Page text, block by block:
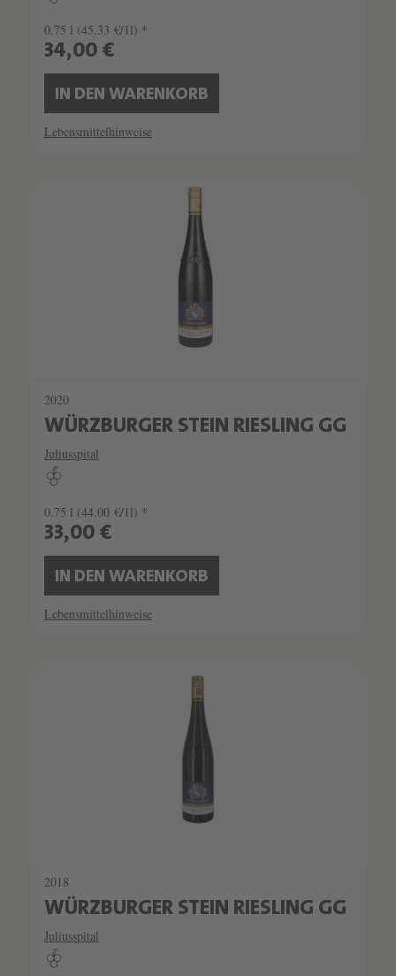
0.75 l (45,33 €/1l) *
34,00 €
IN DEN WARENKORB
Lebensmittelhinweise
2020
WÜRZBURGER STEIN RIESLING GG
Juliusspital
0.75 l (44,00 €/1l) *
33,00 €
IN DEN WARENKORB
Lebensmittelhinweise
2018
WÜRZBURGER STEIN RIESLING GG
Juliusspital